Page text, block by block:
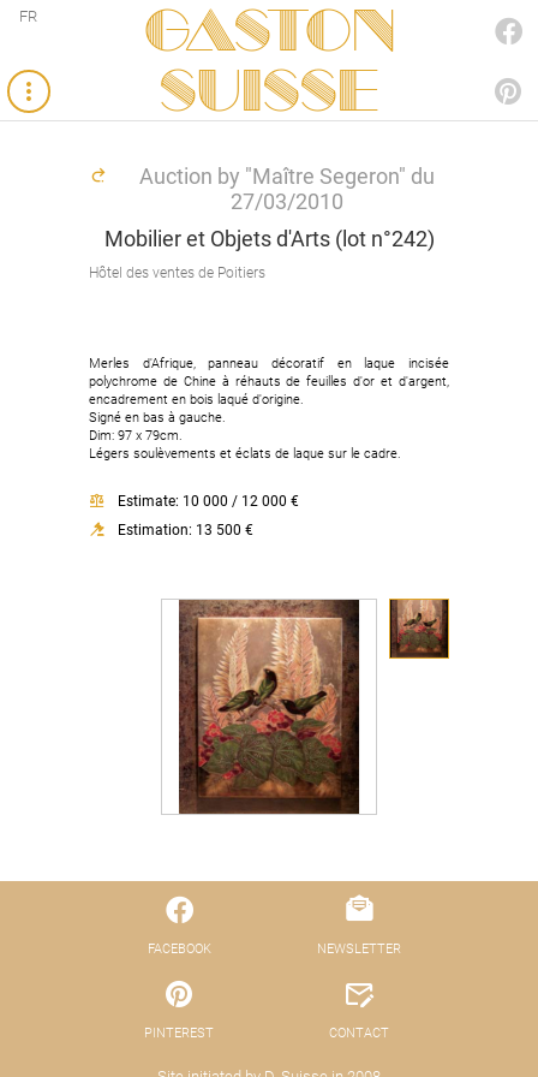
Gaston
SUISSE
FR
Auction by "Maître Segeron" du
27/03/2010
Mobilier et Objets d'Arts (lot n°242)
Hôtel des ventes de Poitiers
Merles d'Afrique, panneau décoratif en laque incisée
polychrome de Chine à réhauts de feuilles d'or et d'argent,
encadrement en bois laqué d'origine.
Signé en bas à gauche.
Dim: 97 x 79cm.
Légers soulèvements et éclats de laque sur le cadre.
Estimate: 10 000 / 12 000 €
Estimation: 13 500 €
FACEBOOK
PINTEREST
NEWSLETTER
CONTACT